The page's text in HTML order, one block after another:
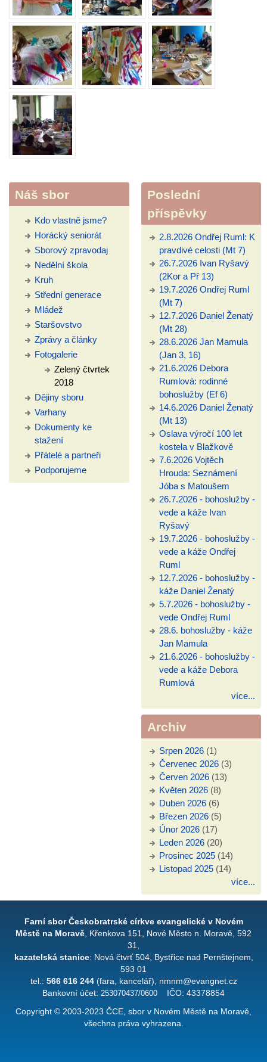
Náš sbor
Kdo vlastně jsme?
Horácký seniorát
Sborový zpravodaj
Nedělní škola
Kruh
Střední generace
Mládež
Staršovstvo
Zprávy a články
Fotogalerie
Zelený čtvrtek
2018
Dějiny sboru
Varhany
Dokumenty ke
stažení
Přátelé a partneři
Podporujeme
Poslední
příspěvky
2.8.2026 Ondřej Ruml: K
pravdivé celosti (Mt 7)
26.7.2026 Ivan Ryšavý
(2Kor a Př 13)
19.7.2026 Ondřej Ruml
(Mt 7)
12.7.2026 Daniel Ženatý
(Mt 28)
28.6.2026 Jan Mamula
(Jan 3, 16)
21.6.2026 Debora
Rumlová: rodinné
bohoslužby (Ef 6)
14.6.2026 Daniel Ženatý
(Mt 13)
Oslava výročí 100 let
kostela v Blažkově
7.6.2026 Vojtěch
Hrouda: Seznámení
Jóba s Matoušem
26.7.2026 - bohoslužby -
vede a káže Ivan
Ryšavý
19.7.2026 - bohoslužby -
vede a káže Ondřej
Ruml
12.7.2026 - bohoslužby -
káže Daniel Ženatý
5.7.2026 - bohoslužby -
vede Ondřej Ruml
28.6. bohoslužby - káže
Jan Mamula
21.6.2026 - bohoslužby -
vede a káže Debora
Rumlová
více...
Archiv
Srpen 2026(1)
Červenec 2026(3)
Červen 2026(13)
Květen 2026(8)
Duben 2026(6)
Březen 2026(5)
Únor 2026(17)
Leden 2026(20)
Prosinec 2025(14)
Listopad 2025(14)
více...
Farní sbor Českobratrské církve evangelické v Novém
Městě na Moravě , Křenkova 151, Nové Město n. Moravě, 592
31,
kazatelská stanice: Nová čtvrť 504, Bystřice nad Pernštejnem,
593 01
tel.: 566 616 244(fara, kancelář), nmnm@evangnet.cz
Bankovní účet: 253070437/0600 IČO: 43378854
Copyright © 2003-2023 ČCE, sbor v Novém Městě na Moravě,
všechna práva vyhrazena.